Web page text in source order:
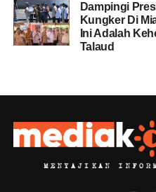
Dampingi
Kungker Di
Ini Adalah
Talaud